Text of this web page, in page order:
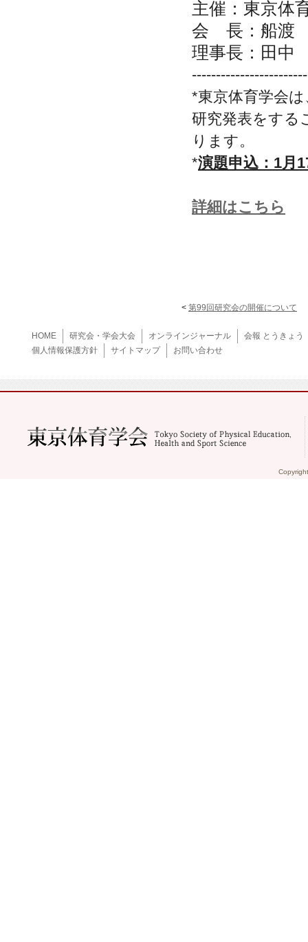
主催：東京体
会 長：船渡
理事長：田中
*東京体育学会
研究発表をする
ります。
*演題申込： 1月
詳細はこちら
< 第99回研究会の開催について
HOME 研究会・学会大会 オンラインジャーナル
会報 とうきょう
個人情報保護方針
サイトマップ お問い合わせ